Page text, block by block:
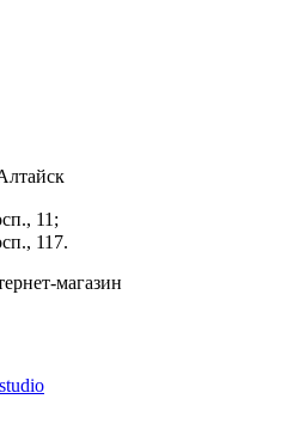
11;
117.
магазин